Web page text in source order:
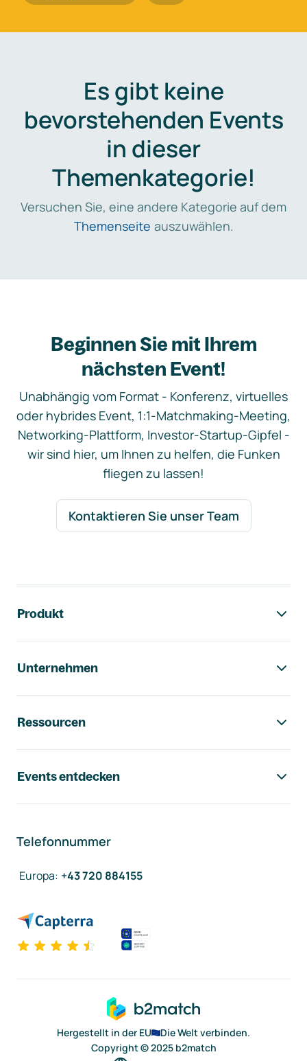
Es gibt keine
bevorstehenden Events
in dieser
Themenkategorie!
Versuchen Sie, eine andere Kategorie auf dem
Themenseite auszuwählen.
Beginnen Sie mit Ihrem
nächsten Event!
Unabhängig vom Format - Konferenz, virtuelles
oder hybrides Event, 1:1-Matchmaking-Meeting,
Networking-Plattform, Investor-Startup-Gipfel -
wir sind hier, um Ihnen zu helfen, die Funken
fliegen zu lassen!
Kontaktieren Sie unser Team
Produkt
Unternehmen
Ressourcen
Events entdecken
Telefonnummer
Europa: +43 720 884155
Hergestellt in der EU
Die Welt verbinden.
Copyright © 2025 b2match